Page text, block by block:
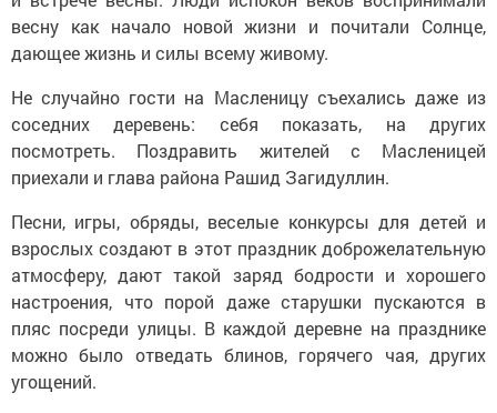
весну как начало новой жизни и почитали Солнце,
дающее жизнь и силы всему живому.
Не случайно гости на Масленицу съехались даже из
соседних деревень: себя показать, на других
посмотреть. Поздравить жителей с Масленицей
приехали и глава района Рашид Загидуллин.
Песни, игры, обряды, веселые конкурсы для детей и
взрослых создают в этот праздник доброжелательную
атмосферу, дают такой заряд бодрости и хорошего
настроения, что порой даже старушки пускаются в
пляс посреди улицы. В каждой деревне на празднике
можно было отведать блинов, горячего чая, других
угощений.